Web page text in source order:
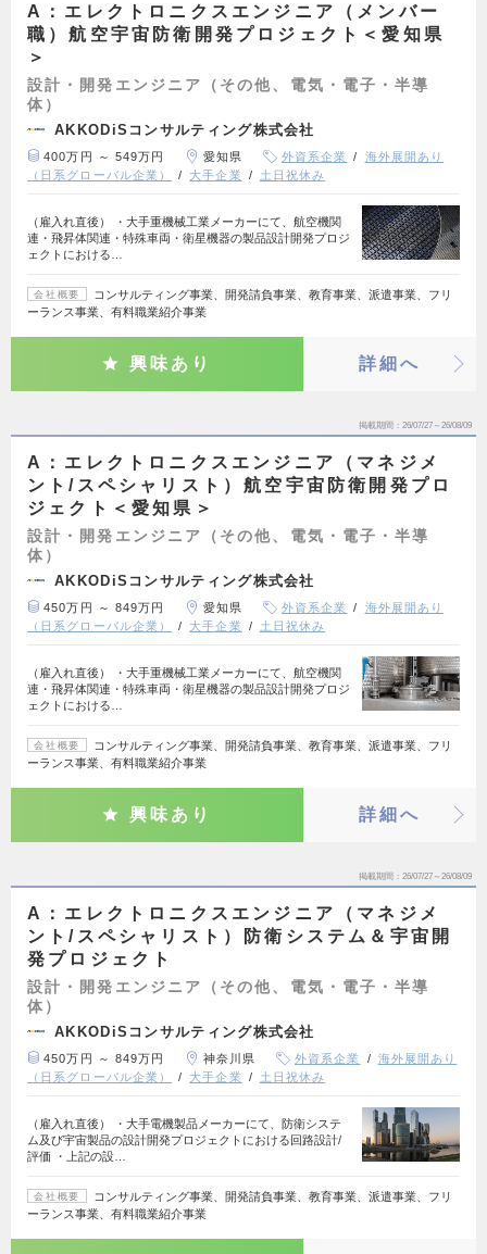
A：エレクトロニクスエンジニア（メンバー
職）航空宇宙防衛開発プロジェクト＜愛知県
＞
設計・開発エンジニア（その他、電気・電子・半導
体）
AKKODiSコンサルティング株式会社
400万円 ～ 549万円 愛知県 外資系企業
海外展開あり
（日系グローバル企業）
大手企業 土日祝休み
（雇入れ直後） ・大手重機械工業メーカーにて、航空機関
連・飛昇体関連・特殊車両・衛星機器の製品設計開発プロジ
ェクトにおける…
会社概要
コンサルティング事業、開発請負事業、教育事業、派遣事業、フリ
ーランス事業、有料職業紹介事業
興味あり 詳細へ
掲載期間 26/07/27～26/08/09
A：エレクトロニクスエンジニア（マネジメ
ント/スペシャリスト）航空宇宙防衛開発プロ
ジェクト＜愛知県＞
設計・開発エンジニア（その他、電気・電子・半導
体）
AKKODiSコンサルティング株式会社
450万円 ～ 849万円 愛知県 外資系企業
海外展開あり
（日系グローバル企業）
大手企業 土日祝休み
（雇入れ直後） ・大手重機械工業メーカーにて、航空機関
連・飛昇体関連・特殊車両・衛星機器の製品設計開発プロジ
ェクトにおける…
会社概要
コンサルティング事業、開発請負事業、教育事業、派遣事業、フリ
ーランス事業、有料職業紹介事業
興味あり 詳細へ
掲載期間 26/07/27～26/08/09
A：エレクトロニクスエンジニア（マネジメ
ント/スペシャリスト）防衛システム＆宇宙開
発プロジェクト
設計・開発エンジニア（その他、電気・電子・半導
体）
AKKODiSコンサルティング株式会社
450万円 ～ 849万円 神奈川県 外資系企業
海外展開あり
（日系グローバル企業）
大手企業 土日祝休み
（雇入れ直後） ・大手電機製品メーカーにて、防衛システ
ム及び宇宙製品の設計開発プロジェクトにおける回路設計/
評価 ・上記の設…
会社概要
コンサルティング事業、開発請負事業、教育事業、派遣事業、フリ
ーランス事業、有料職業紹介事業